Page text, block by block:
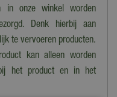
in onze winkel worden
Denk hierbij aan
te vervoeren producten.
kan alleen worden
het product en in het